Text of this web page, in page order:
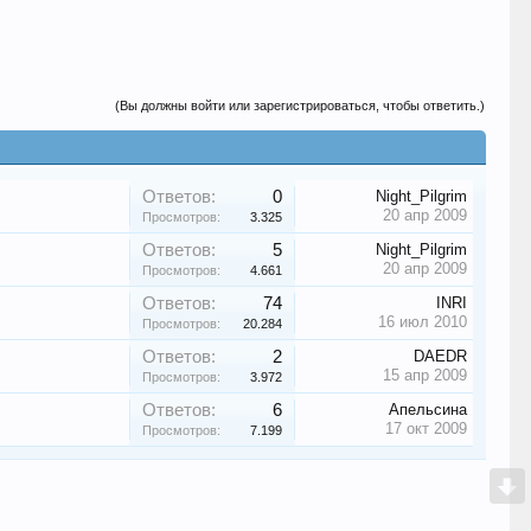
(Вы должны войти или зарегистрироваться, чтобы ответить.)
Ответов: 0
Просмотров: 3.325
Night_Pilgrim
20 апр 2009
Ответов: 5
Просмотров: 4.661
Night_Pilgrim
20 апр 2009
Ответов: 74
Просмотров: 20.284
INRI
16 июл 2010
Ответов: 2
Просмотров: 3.972
DAEDR
15 апр 2009
Ответов: 6
Просмотров: 7.199
Апельсина
17 окт 2009